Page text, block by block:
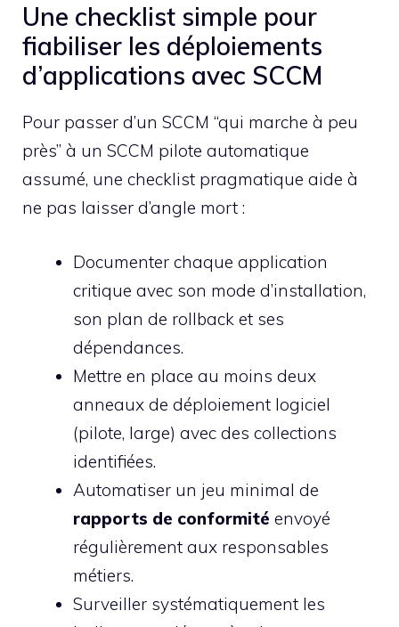
Une checklist simple pour
fiabiliser les déploiements
d’applications avec SCCM
Pour passer d’un SCCM “qui marche à peu
près” à un SCCM pilote automatique
assumé, une checklist pragmatique aide à
ne pas laisser d’angle mort :
Documenter chaque application
critique avec son mode d’installation,
son plan de rollback et ses
dépendances.
Mettre en place au moins deux
anneaux de déploiement logiciel
(pilote, large) avec des collections
identifiées.
Automatiser un jeu minimal de
rapports de conformité envoyé
régulièrement aux responsables
métiers.
Surveiller systématiquement les